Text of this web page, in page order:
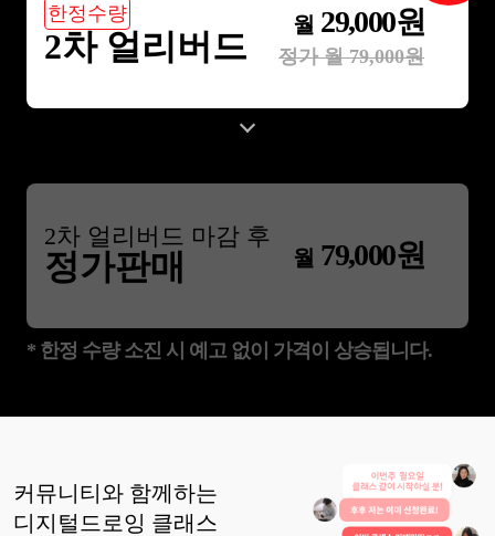
한정수량
2차 얼리버드
월 29,000원
정가 월79,000원
2차 얼리버드 마감 후
정가판매 월 79,000원
* 한정 수량 소진 시 예고 없이 가격이 상승됩니다.
커뮤니티와 함께하는
디지털드로잉 클래스